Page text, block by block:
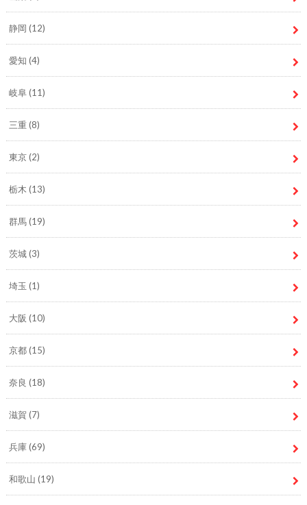
静岡 (12)
愛知 (4)
岐阜(11)
三重 (8)
東京(2)
栃木 (13)
群馬(19)
茨城(3)
埼玉 (1)
大阪 (10)
京都(15)
奈良 (18)
滋賀 (7)
兵庫(69)
和歌山 (19)